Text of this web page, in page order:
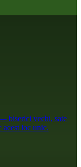
biserici vechi, sate
acest loc unic.